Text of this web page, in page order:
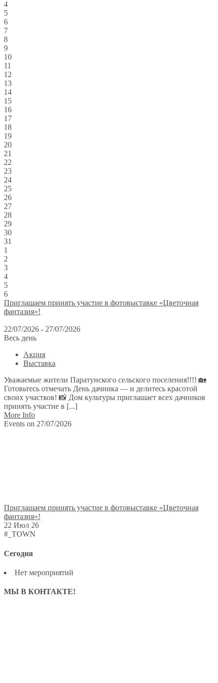
4
5
6
7
8
9
10
11
12
13
14
15
16
17
18
19
20
21
22
23
24
25
26
27
28
29
30
31
1
2
3
4
5
6
Приглашаем принять участие в фотовыставке «Цветочная
фантазия»!
22/07/2026 - 27/07/2026
Весь день
Акция
Выставка
Уважаемые жители Паратунского сельского поселения!!!! 🏡
Готовьтесь отмечать День дачника — и делитесь красотой
своих участков! 📸 Дом культуры приглашает всех дачников
принять участие в [...]
More Info
Events on 27/07/2026
Приглашаем принять участие в фотовыставке «Цветочная
фантазия»!
22 Июл 26
#_TOWN
Сегодня
Нет мероприятий
МЫ В КОНТАКТЕ!